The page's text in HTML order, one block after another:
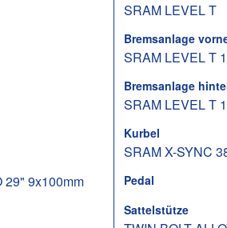
29" 9x100mm
SRAM LEVEL T
Bremsanlage
SRAM LEVEL T
Bremsanlage
SRAM LEVEL T
Kurbel
SRAM X-SYNC
Pedal
Sattelstütze